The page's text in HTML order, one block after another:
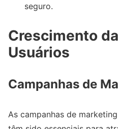
seguro.
Crescimento
Usuários
Campanhas de
As campanhas de